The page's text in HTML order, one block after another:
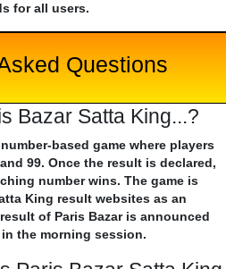
for all users.
Questions
Bazar Satta King...?
based game where players
99. Once the result is declared,
number wins. The game is
King result websites as an
of Paris Bazar is announced
the morning session.